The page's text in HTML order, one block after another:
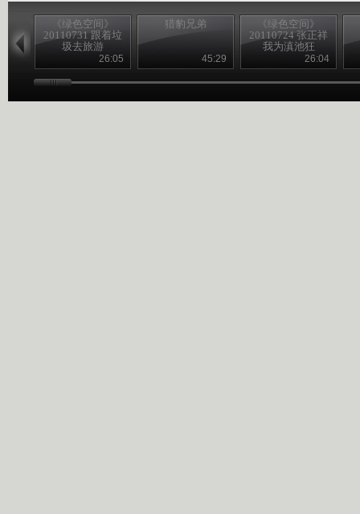
《绿色空间》
20110731 跟着垃
圾去旅游
26:05
猎豹兄弟
45:29
《绿色空间》
20110724 张正祥
我为滇池狂
26:04